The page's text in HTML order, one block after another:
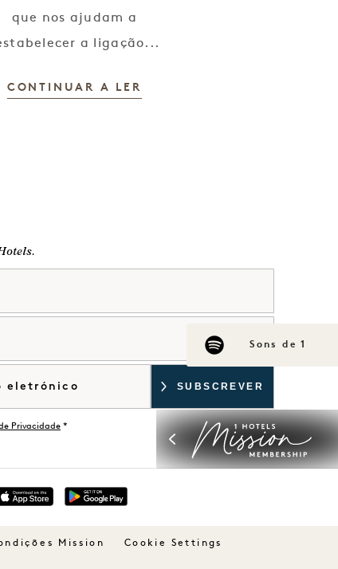
que nos ajudam a
a ligação...
CONTINUAR A LER
Sons de 1
Privacidade *
Mission Cookie Settings